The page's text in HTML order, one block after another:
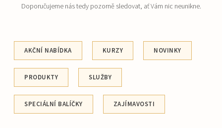
Doporučujeme nás tedy pozorně sledovat, ať Vám nic neunikne.
AKČNÍ NABÍDKA KURZY NOVINKY
PRODUKTY SLUŽBY
SPECIÁLNÍ BALÍČKY ZAJÍMAVOSTI